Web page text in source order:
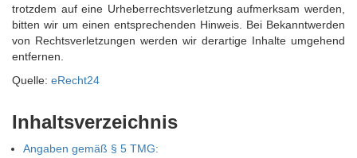
trotzdem auf eine Urheberrechtsverletzung aufmerksam werden,
bitten wir um einen entsprechenden Hinweis. Bei Bekanntwerden
von Rechtsverletzungen werden wir derartige Inhalte umgehend
entfernen.
Quelle: eRecht24
Inhaltsverzeichnis
Angaben gemäß § 5 TMG: